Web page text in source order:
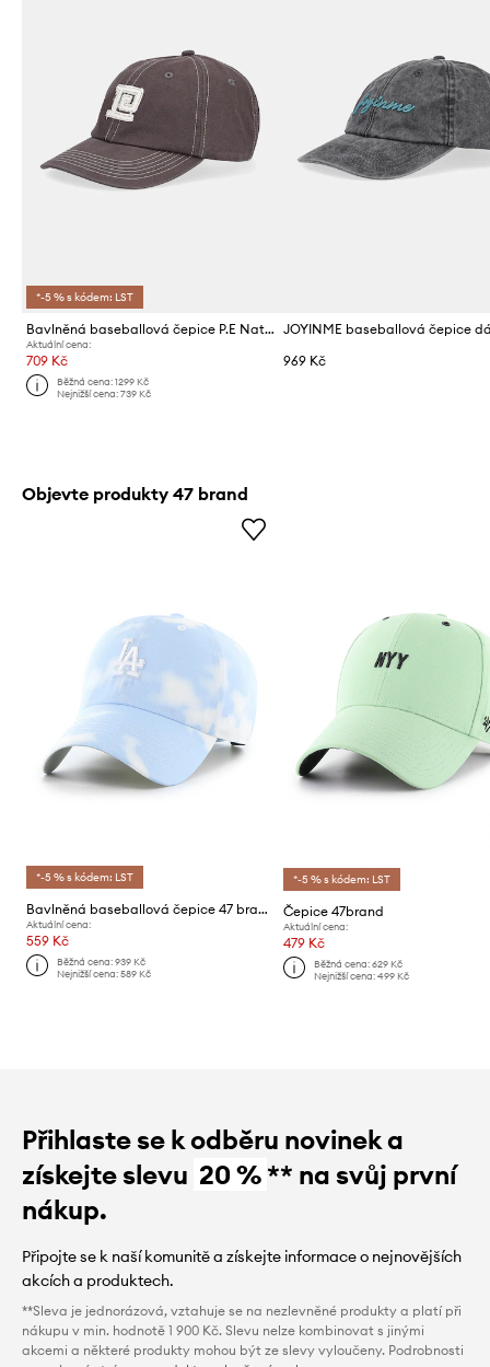
*-5 % s kódem: LST
Bavlněná baseballová čepice P.E Nation Monogram
Aktuální cena:
709 Kč
Běžná cena:1299 Kč
Nejnižší cena:739 Kč
969 Kč
Objevte produkty 47 brand
*-5 % s kódem: LST
Bavlněná baseballová čepice 47 brand MLB LA Dodgers
Aktuální cena:
559 Kč
Běžná cena:939 Kč
Nejnižší cena:589 Kč
*-5 % s kódem: LST
Čepice 47brand
Aktuální cena:
479 Kč
Běžná cena: 629 Kč
Nejnižší cena: 499 Kč
Přihlaste se k odběru novinek a
získejte slevu 20 %** na svůj první
nákup.
Připojte se k naší komunitě a získejte informace o nejnovějších
akcích a produktech.
**Sleva je jednorázová, vztahuje se na nezlevněné produkty a platí při
nákupu v min. hodnotě 1 900 Kč. Slevu nelze kombinovat s jinými
akcemi a některé produkty mohou být ze slevy vyloučeny. Podrobnosti